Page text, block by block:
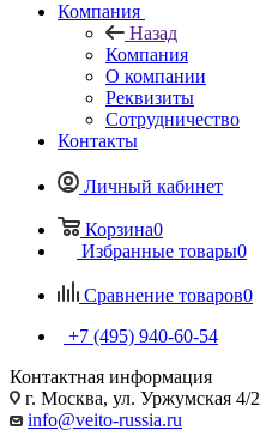
Компания
Назад
Компания
О компании
Реквизиты
Сотрудничество
Контакты
Личный кабинет
Корзина0
Избранные товары0
Сравнение товаров0
+7 (495) 940-60-54
Контактная информация
г. Москва, ул. Уржумская 4/2
info@veito-russia.ru